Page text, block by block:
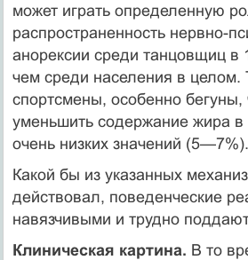
может играть опреде­ленную
распространенность нервно-
анорексии среди танцовщиц в
чем среди населения в целом.
спортсмены, особенно бегуны,
уменьшить содержание жира в
очень низких значений (5—7%).
Какой бы из указанных
действовал, поведенческие
навязчивыми и трудно
Клиническая картина. В то